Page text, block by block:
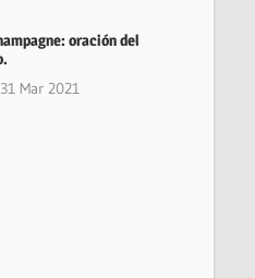
oración del
31 Mar 2021